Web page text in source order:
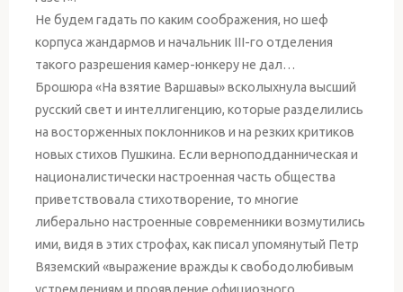
Не будем гадать по каким соображения, но шеф
корпуса жандармов и начальник III-го отделения
такого разрешения камер-юнкеру не дал…
Брошюра «На взятие Варшавы» всколыхнула высший
русский свет и интеллигенцию, которые разделились
на восторженных поклонников и на резких критиков
новых стихов Пушкина. Если верноподданническая и
националистически настроенная часть общества
приветствовала стихотворение, то многие
либерально настроенные современники возмутились
ими, видя в этих строфах, как писал упомянутый Петр
Вяземский «выражение вражды к свободолюбивым
устремлениям и проявление официозного